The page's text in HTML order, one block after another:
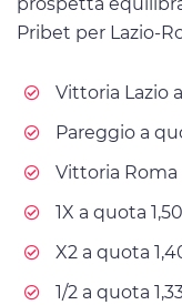
Pribet per Lazio-
Vittoria Lazio
Pareggio a
Vittoria Roma
1X a quota 1,50
X2 a quota
1/2 a quota